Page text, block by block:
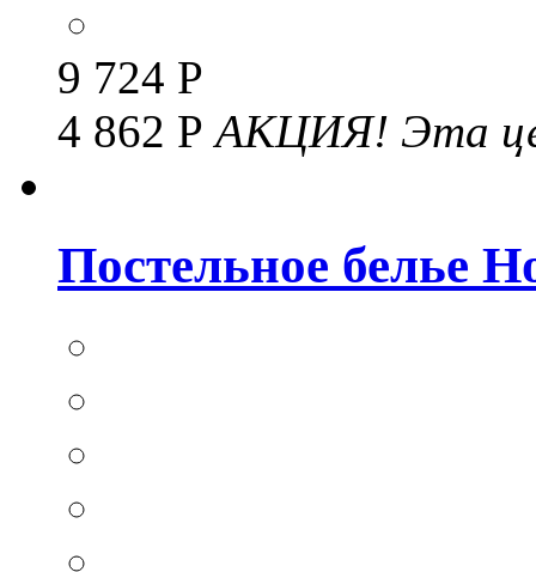
9 724 Р
4 862 РАКЦИЯ! Эта
Постельное белье